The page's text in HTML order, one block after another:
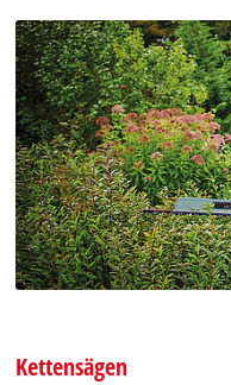
Kettensägen